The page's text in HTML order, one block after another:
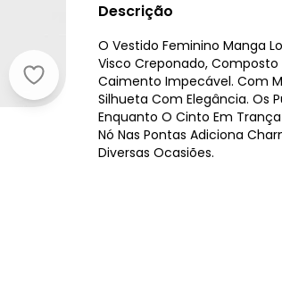
Rovitex - Vestido Manga Longa
Descrição
O Vestido Feminino Manga
Visco Creponado, Composto
Caimento Impecável. Com
Silhueta Com Elegância. Os
Enquanto O Cinto Em
Nó Nas Pontas Adiciona
Diversas Ocasiões.